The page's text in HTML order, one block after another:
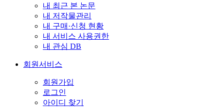
내 최근 본 논문
내 저작물관리
내 구매·신청 현황
내 서비스 사용권한
내 관심 DB
회원서비스
회원가입
로그인
아이디 찾기